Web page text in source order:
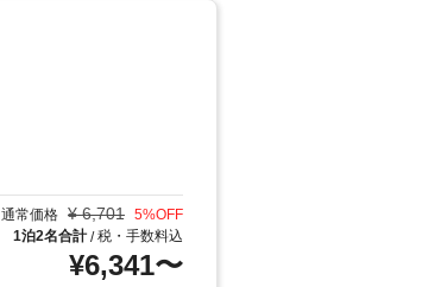
通常価格 ¥ 6,701 5%OFF
1泊2名合計/税・手数料込
¥6,341〜